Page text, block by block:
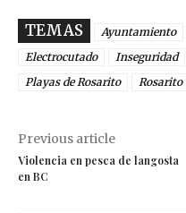
TEMAS Ayuntamiento
Electrocutado
Inseguridad
Playas de Rosarito
Rosarito
Previous article
Violencia en pesca de langosta
en BC